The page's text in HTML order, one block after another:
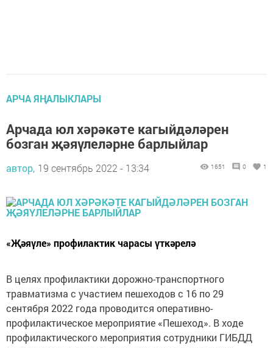
АРЧА ЯҢАЛЫКЛАРЫ
Арчада юл хәрәкәте кагыйдәләрен
бозган җәяүлеләрне барлыйлар
автор, 19 сентябрь 2022 - 13:34 1651 0 1
«Җәяүле» профилактик чарасы үткәрелә
В целях профилактики дорожно-транспортного
травматизма с участием пешеходов с 16 по 29
сентября 2022 года проводится оперативно-
профилактическое мероприятие «Пешеход». В ходе
профилактического мероприятия сотрудники ГИБДД